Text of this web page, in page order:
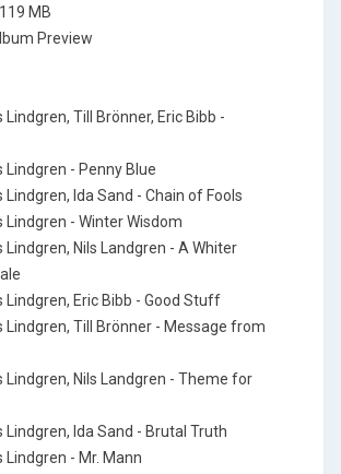
MB
Preview
Lindgren, Till Brönner, Eric Bibb -
Lindgren - Penny Blue
Lindgren, Ida Sand - Chain of Fools
Lindgren - Winter Wisdom
Lindgren, Nils Landgren - A Whiter
Lindgren, Eric Bibb - Good Stuff
Lindgren, Till Brönner - Message from
Lindgren, Nils Landgren - Theme for
Lindgren, Ida Sand - Brutal Truth
Lindgren - Mr. Mann